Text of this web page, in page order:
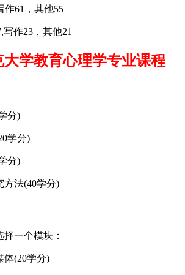
61，其他55
作23，其他21
学教育心理学专业课程
分)
学分)
分)
法(40学分)
一个模块：
(20学分)